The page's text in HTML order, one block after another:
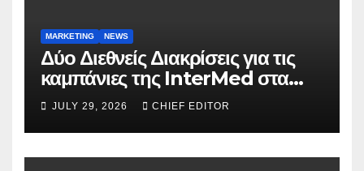
MARKETING NEWS
Δύο Διεθνείς Διακρίσεις για τις
καμπάνιες της InterMed στα
FOOH Awards 2026
JULY 29, 2026 CHIEF EDITOR